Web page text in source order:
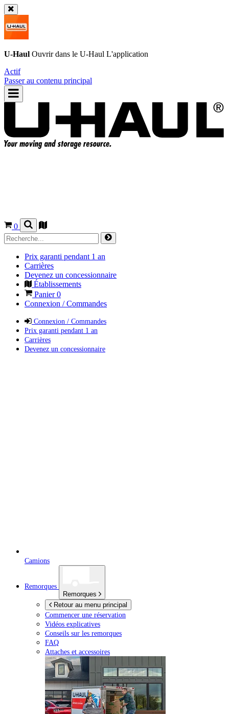
U-Haul Ouvrir dans le U-Haul L'application
Actif
Passer au contenu principal
0
Prix garanti pendant 1 an
Carrières
Devenez un concessionnaire
Établissements
Panier0
Connexion / Commandes
Connexion / Commandes
Prix garanti pendant 1 an
Carrières
Devenez un concessionnaire
Camions
Remorques
Remorques
Retour au menu principal
Commencer une réservation
Vidéos explicatives
Conseils sur les remorques
FAQ
Attaches et accessoires